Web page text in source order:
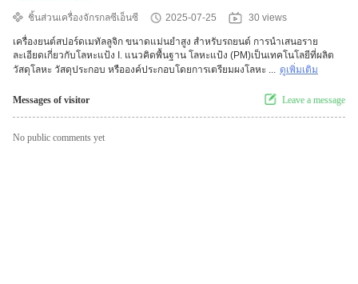
ชิ้นส่วนเครื่องจักรกลซีเอ็นซี
2025-07-25 30 views
เครื่องยนต์สปอร์ดเมทัลลูจิก ขนาดแม่นยําสูง สําหรับรถยนต์ การนําเสนอราย
ละเอียดเกี่ยวกับโลหะแป้ง I. แนวคิดพื้นฐาน โลหะแป้ง (PM)เป็นเทคโนโลยีที่ผลิต
วัสดุโลหะ วัสดุประกอบ หรือองค์ประกอบโดยการเตรียมผงโลหะ ... ดูเพิ่มเติม
Messages of visitor Leave a message
No public comments yet